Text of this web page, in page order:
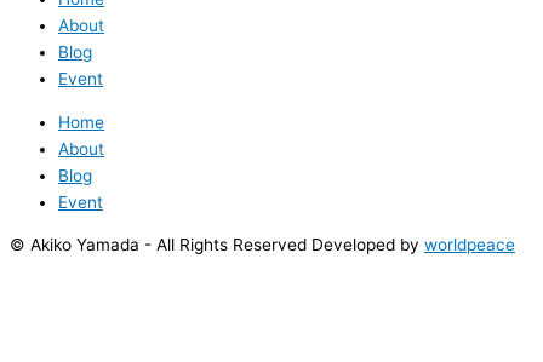
About
Blog
Event
Home
About
Blog
Event
© Akiko Yamada - All Rights Reserved Developed by worldpeace